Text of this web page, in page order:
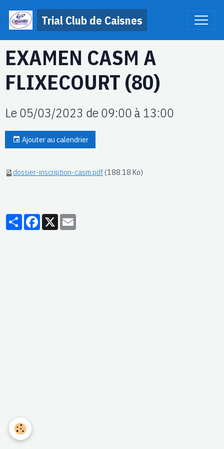
Trial Club de Caisnes
EXAMEN CASM A
FLIXECOURT (80)
Le 05/03/2023 de 09:00à 13:00
Ajouter au calendrier
dossier-inscription-casm.pdf (188.18 Ko)
PartagerFacebook
X